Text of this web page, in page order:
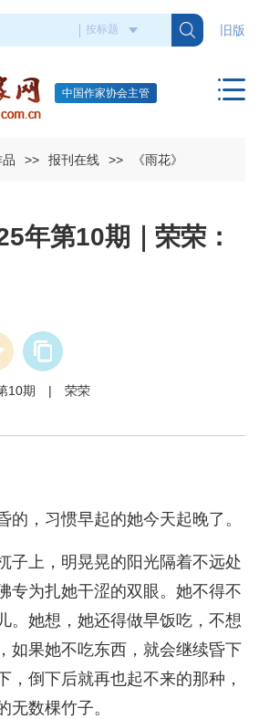
旧版
中国作家协会主管
品 >> 报刊在线 >> 《雨花》
年第10期｜荣荣：
第10期 | 荣荣
的，习惯早起的她今天起晚了。
子上，明晃晃的阳光隔着不远处
专为扎她干涩的双眼。她不得不
。她想，她还得做早饭吃，不想
如果她不吃东西，就会继续昏下
，倒下后就再也起不来的那种，
无数棵竹子。